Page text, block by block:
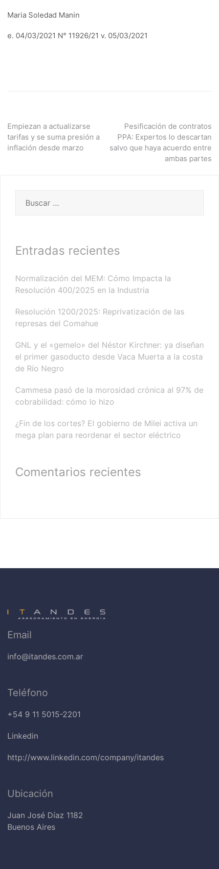
Maria Soledad Manin
e. 04/03/2021 N° 11926/21 v. 05/03/2021
Navegación
de
Empiezan a actualizarse
tarifas y se suma presión a
inflación desde marzo
Pesificación de contratos
PPA: Expertos lo descartan
salvo que haya acuerdo entre
ambas partes
Entradas recientes
Normalización del MEM: Cómo Impacta la
Resolución 400/2025 en la Industria
Resolución 1200/2025: Reprivatización de las
represas del Comahue
GNL y el «gemelo» del Néstor Kirchner: ya diseñan
el primer gasoducto desde Vaca Muerta a la costa
de Río Negro
Cammesa pasó de la morosidad crónica al 97% de
cobrabilidad: cómo lo hizo
¿Fin de los cortes? El gobierno de Milei activa un
mega plan para reordenar el sector eléctrico
Comentarios recientes
Email
info@itandes.com.ar
Teléfono
+54 9 11 5015-2201
Linkedin
http://www.linkedin.com/company/itandes
Ubicación
Juan José Díaz 1182
Buenos Aires